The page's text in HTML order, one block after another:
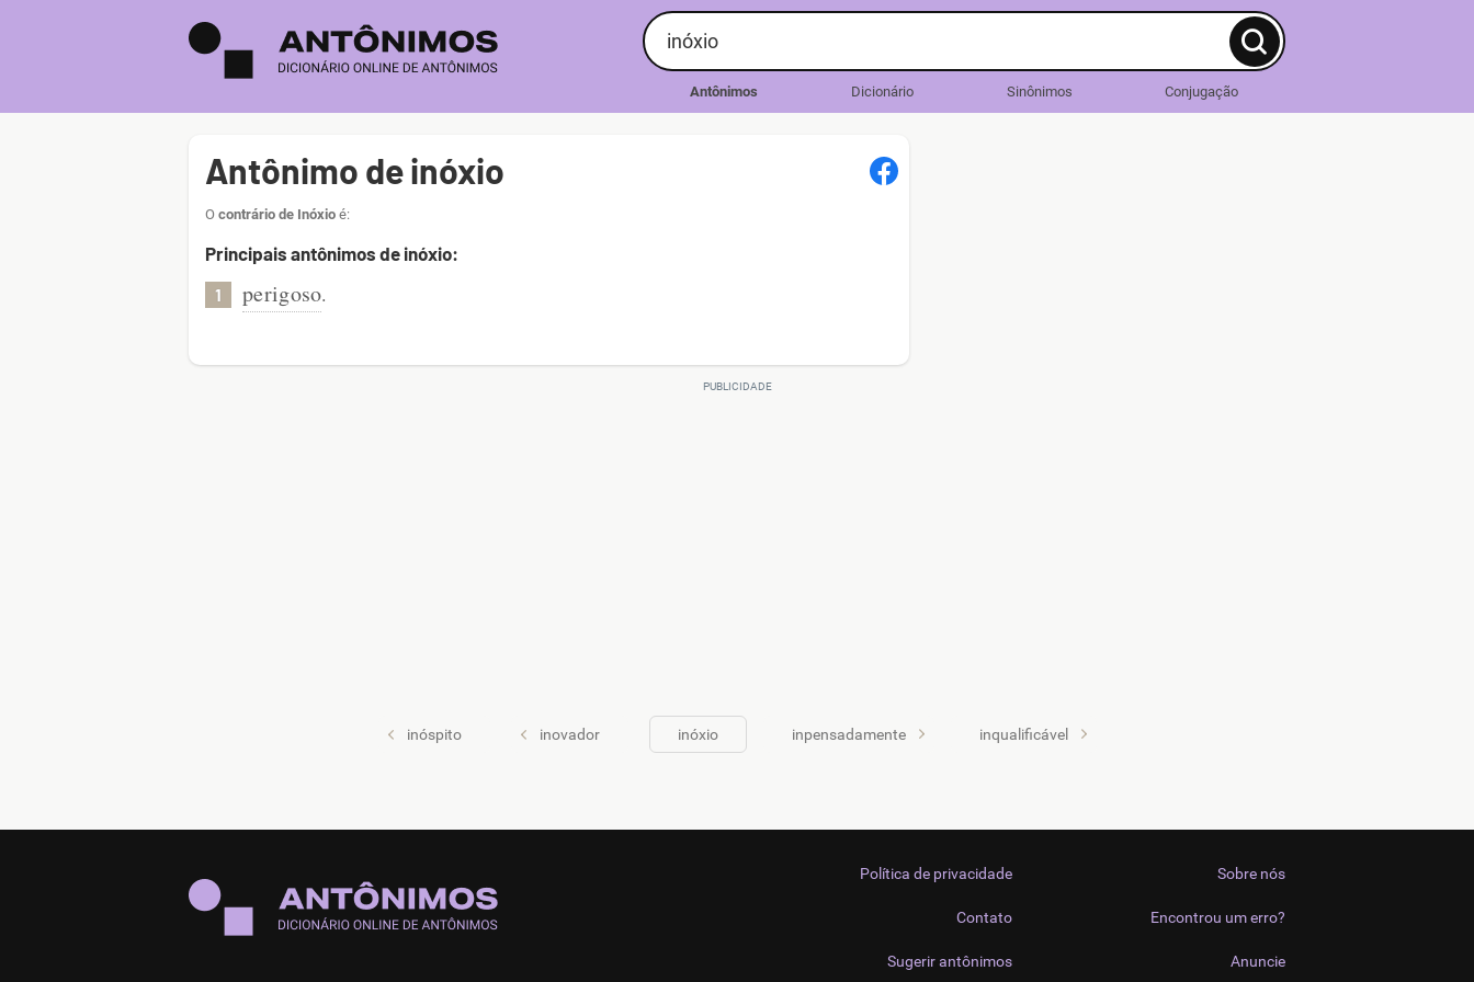
Antônimos Dicionário Sinônimos Conjugação
Antônimo de inóxio
O contrário de Inóxio é:
Principais antônimos de inóxio:
1 perigoso.
inóspito inovador inóxio inpensadamente inqualificável
Sobre nós
Encontrou um erro?
Anuncie
Política de privacidade
Contato
Sugerir antônimos